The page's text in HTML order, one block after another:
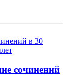
сочинений